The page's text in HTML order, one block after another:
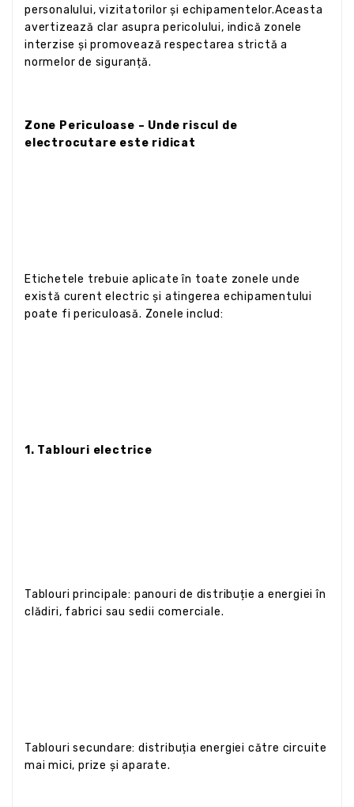
personalului, vizitatorilor și echipamentelor.Aceasta
avertizează clar asupra pericolului, indică zonele
interzise și promovează respectarea strictă a
normelor de siguranță.
Zone Periculoase – Unde riscul de
electrocutare este ridicat
Etichetele trebuie aplicate în toate zonele unde
există curent electric și atingerea echipamentului
poate fi periculoasă. Zonele includ:
1. Tablouri electrice
Tablouri principale: panouri de distribuție a energiei în
clădiri, fabrici sau sedii comerciale.
Tablouri secundare: distribuția energiei către circuite
mai mici, prize și aparate.